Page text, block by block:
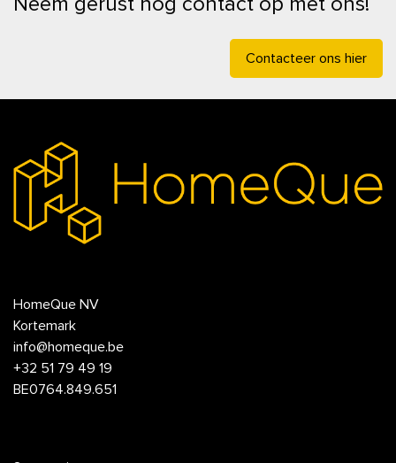
Contacteer ons hier
HomeQue NV
Kortemark
info@homeque.be
+32 51 79 49 19
BE0764.849.651